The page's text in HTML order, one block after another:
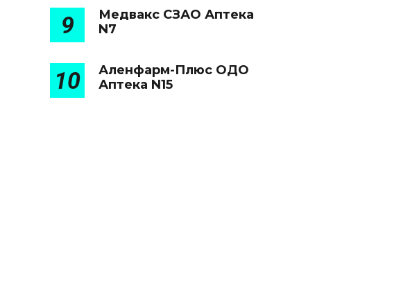
9
Медвакс СЗАО Аптека
N7
10
Аленфарм-Плюс ОДО
Аптека N15